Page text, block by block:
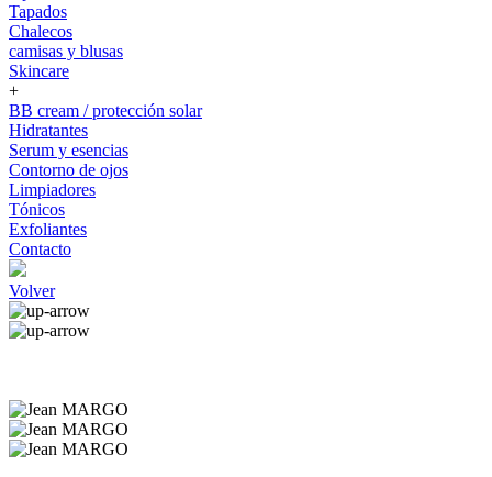
Tapados
Chalecos
camisas y blusas
Skincare
+
BB cream / protección solar
Hidratantes
Serum y esencias
Contorno de ojos
Limpiadores
Tónicos
Exfoliantes
Contacto
Volver